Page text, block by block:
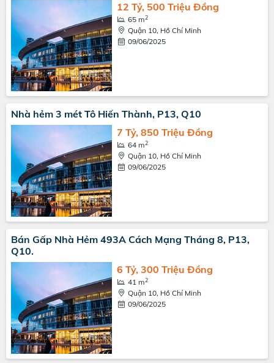
12 Tỷ, 500 Triệu Đồng
65 m2
Quận 10, Hồ Chí Minh
09/06/2025
Nhà hẻm 3 mét Tô Hiến Thành, P13, Q10
7 Tỷ, 850 Triệu Đồng
64 m2
Quận 10, Hồ Chí Minh
09/06/2025
Bán Gấp Nhà Hẻm 493A Cách Mạng Tháng 8, P13,
Q10.
6 Tỷ, 300 Triệu Đồng
41 m2
Quận 10, Hồ Chí Minh
09/06/2025